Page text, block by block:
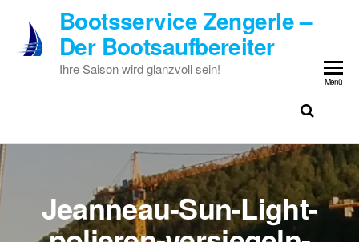
Inhalt
springen
Bootsservice Zengerle –
Der Bootsaufbereiter
Ihre Saison wird glanzvoll sein!
Menü
Jeanneau-Sun-Light-